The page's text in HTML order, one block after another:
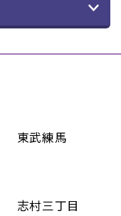
東武練馬
志村三丁目